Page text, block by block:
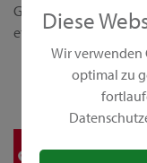
Diese
Wir verwenden
optimal zu
GONIS emménage
et ouvre ainsi un